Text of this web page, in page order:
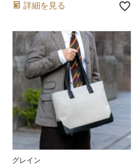
詳細を見る
グレイン